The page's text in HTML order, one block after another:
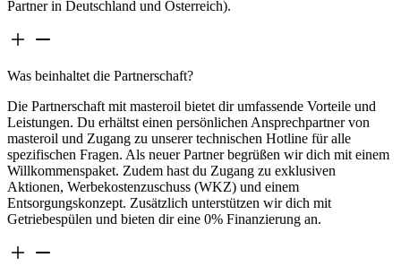
Partner in Deutschland und Österreich).
Was beinhaltet die Partnerschaft?
Die Partnerschaft mit masteroil bietet dir umfassende Vorteile und
Leistungen. Du erhältst einen persönlichen Ansprechpartner von
masteroil und Zugang zu unserer technischen Hotline für alle
spezifischen Fragen. Als neuer Partner begrüßen wir dich mit einem
Willkommenspaket. Zudem hast du Zugang zu exklusiven
Aktionen, Werbekostenzuschuss (WKZ) und einem
Entsorgungskonzept. Zusätzlich unterstützen wir dich mit
Getriebespülen und bieten dir eine 0% Finanzierung an.